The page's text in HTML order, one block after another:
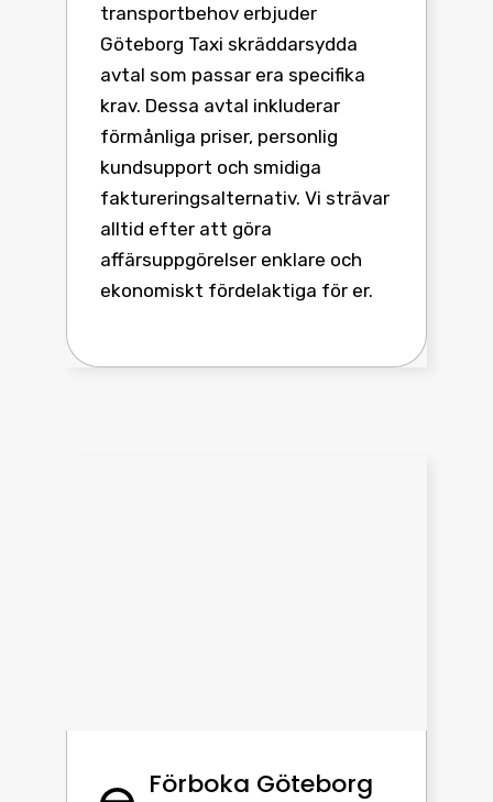
transportbehov erbjuder
Göteborg Taxi skräddarsydda
avtal som passar era specifika
krav. Dessa avtal inkluderar
förmånliga priser, personlig
kundsupport och smidiga
faktureringsalternativ. Vi strävar
alltid efter att göra
affärsuppgörelser enklare och
ekonomiskt fördelaktiga för er.
Förboka Göteborg